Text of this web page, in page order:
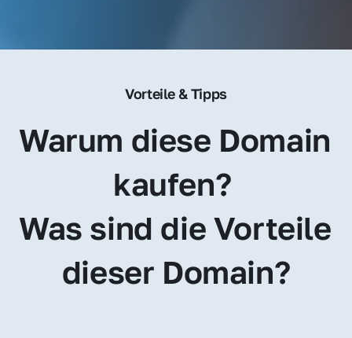
Vorteile & Tipps
Warum diese Domain
kaufen?
Was sind die Vorteile
dieser Domain?